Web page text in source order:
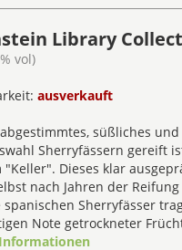
Library
vol)
ausverkauft
süßliches
Sherryfässern gereift
"Keller". Dieses klar
nach Jahren der
spanischen Sherryfässer
Note getrockneter